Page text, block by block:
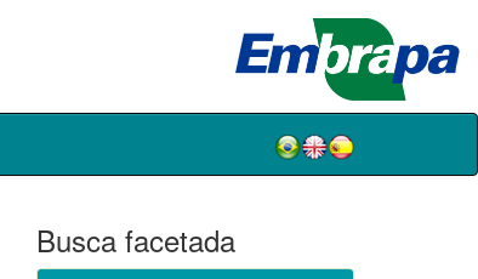
Busca facetada